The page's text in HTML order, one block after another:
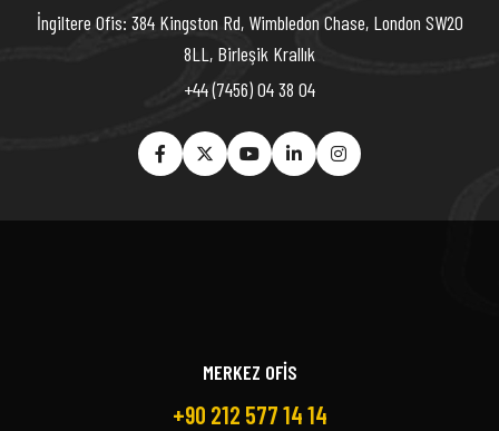
İngiltere Ofis: 384 Kingston Rd, Wimbledon Chase, London SW20
8LL, Birleşik Krallık
+44 (7456) 04 38 04
MERKEZ OFİS
+90 212 577 14 14